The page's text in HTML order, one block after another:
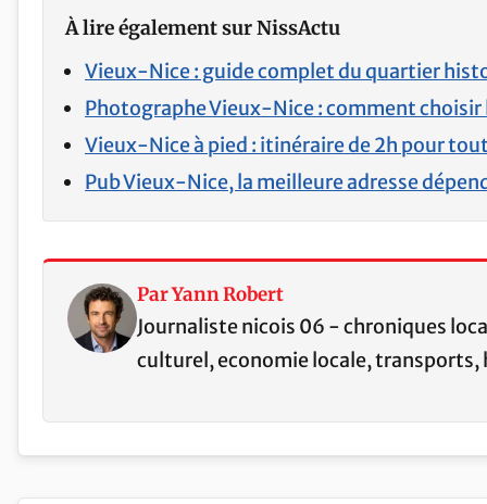
À lire également sur NissActu
Vieux-Nice : guide complet du quartier
Photographe Vieux-Nice : comment choisir
Vieux-Nice à pied : itinéraire de 2h pour
Pub Vieux-Nice, la meilleure adresse
Par Yann Robert
Journaliste nicois 06 - chroniques
culturel, economie locale, transports,